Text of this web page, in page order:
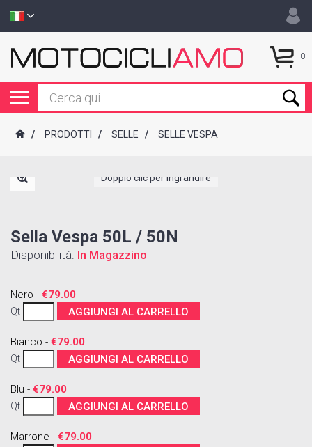
0
/ PRODOTTI / SELLE / SELLE VESPA
Doppio clic per ingrandire
Sella Vespa 50L / 50N
Disponibilità: In Magazzino
Nero - €79.00
Qt AGGIUNGI AL CARRELLO
Bianco - €79.00
Qt AGGIUNGI AL CARRELLO
Blu - €79.00
Qt AGGIUNGI AL CARRELLO
Marrone - €79.00